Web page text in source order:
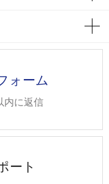
ォーム
内に返信
ート